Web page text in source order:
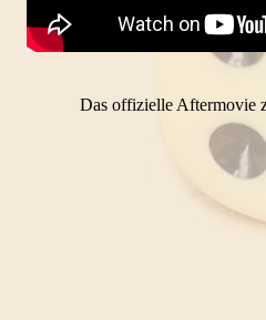
Das offizielle Aftermovie